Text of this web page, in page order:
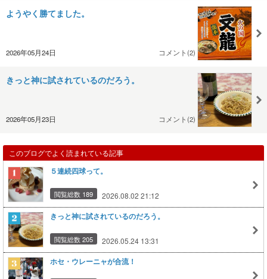
ようやく勝てました。
2026年05月24日 コメント(2)
きっと神に試されているのだろう。
2026年05月23日 コメント(2)
このブログでよく読まれている記事
５連続四球って。
閲覧総数 189 2026.08.02 21:12
きっと神に試されているのだろう。
閲覧総数 205 2026.05.24 13:31
ホセ・ウレーニャが合流！